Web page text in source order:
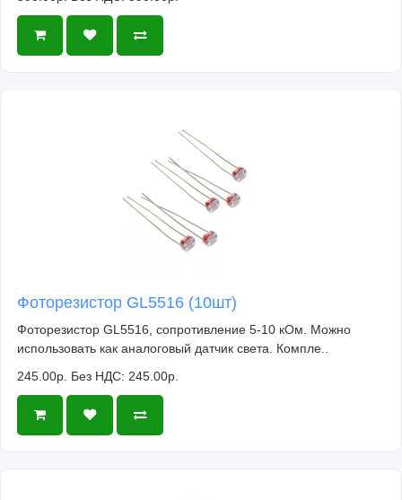
Фоторезистор GL5516 (10шт)
Фоторезистор GL5516, сопротивление 5-10 кОм. Можно
использовать как аналоговый датчик света. Компле..
245.00р. Без НДС: 245.00р.